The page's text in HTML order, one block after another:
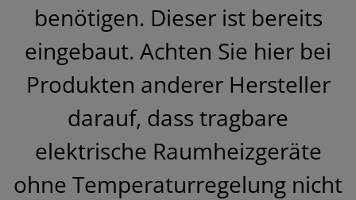
benötigen. Dieser ist bereits
eingebaut. Achten Sie hier bei
Produkten anderer Hersteller
darauf, dass tragbare
elektrische Raumheizgeräte
ohne Temperaturregelung nicht